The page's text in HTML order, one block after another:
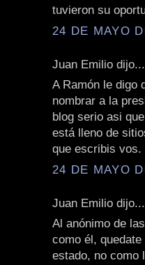
tuvieron su
24 DE MAYO
Juan Emilio dijo...
A Ramón le digo
nombrar a la
blog serio asi
está lleno de
que escribis vos.
24 DE MAYO
Juan Emilio dijo...
Al anónimo de
como él,
estado, no como